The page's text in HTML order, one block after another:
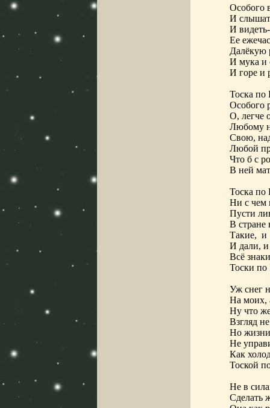
Особого
И
И
Ее
Далёкую
И мука и
И горе и
Тоска по
Особого
О, легче
Любому
Свою,
Любой
Что б с
В ней
Тоска по
Ни с чем
Пусти
В стране
Такие, и
И дали,
Всё
Тоски по
Уж снег
На моих,
Ну что
Взгляд
Но
Не
Как
Тоской
Не в
Cделать